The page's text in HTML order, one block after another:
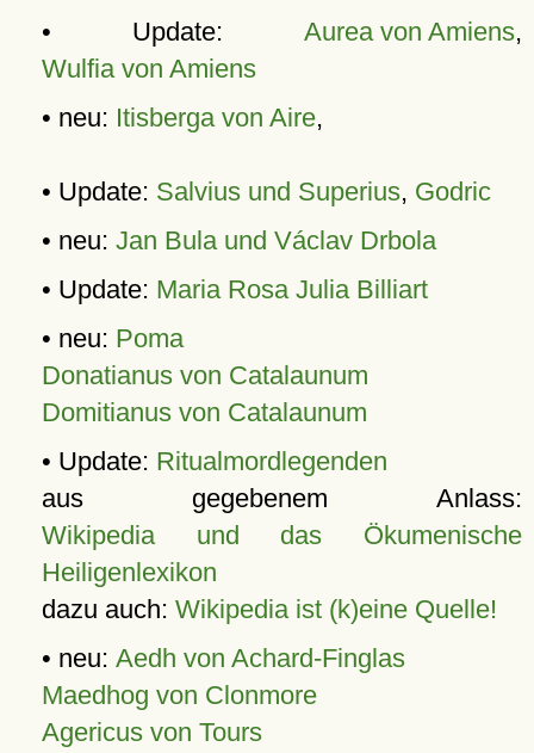
• Update: Aurea von Amiens,
Wulfia von Amiens
• neu: Itisberga von Aire,
• Update: Salvius und Superius, Godric
• neu: Jan Bula und Václav Drbola
• Update: Maria Rosa Julia Billiart
• neu: Poma
Donatianus von Catalaunum
Domitianus von Catalaunum
• Update: Ritualmordlegenden
aus gegebenem Anlass:
Wikipedia und das Ökumenische
Heiligenlexikon
dazu auch: Wikipedia ist (k)eine Quelle!
• neu: Aedh von Achard-Finglas
Maedhog von Clonmore
Agericus von Tours